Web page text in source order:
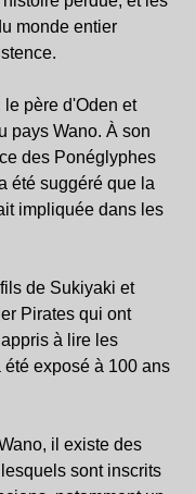
monde entier
le père d'Oden et
pays Wano. À son
des Ponéglyphes
été suggéré que la
impliquée dans les
de Sukiyaki et
Pirates qui ont
à lire les
exposé à 100 ans
il existe des
sont inscrits